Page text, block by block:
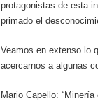
protagonistas de esta
primado el
Veamos en extenso lo
acercarnos a algunas
Mario Capello: